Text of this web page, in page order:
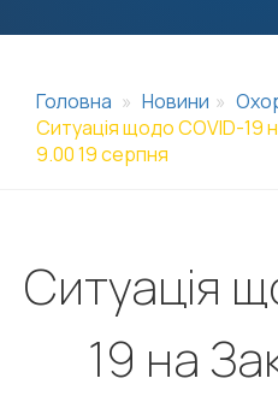
Головна Новини
Ситуація щодо COVID-19
9.00 19 серпня
Ситуація
19 на